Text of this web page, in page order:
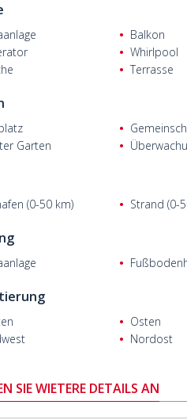
Balkon
Whirlpool
Terrasse
Garten
(0-50 km) Strand (0-
Osten
Nordost
SIE WIETERE DETAILS AN